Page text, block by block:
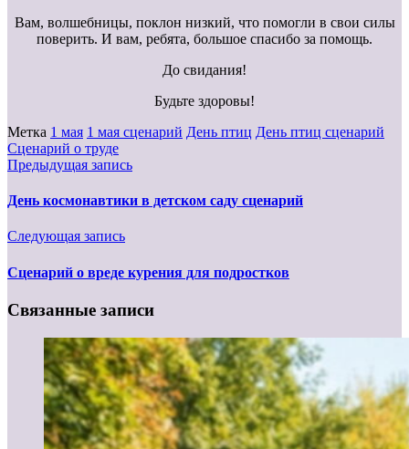
Вам, волшебницы, поклон низкий, что помогли в свои силы
поверить. И вам, ребята, большое спасибо за помощь.
До свидания!
Будьте здоровы!
Метка 1 мая 1 мая сценарий День птиц День птиц сценарий
Сценарий о труде
Предыдущая запись
День космонавтики в детском саду сценарий
Следующая запись
Сценарий о вреде курения для подростков
Связанные записи